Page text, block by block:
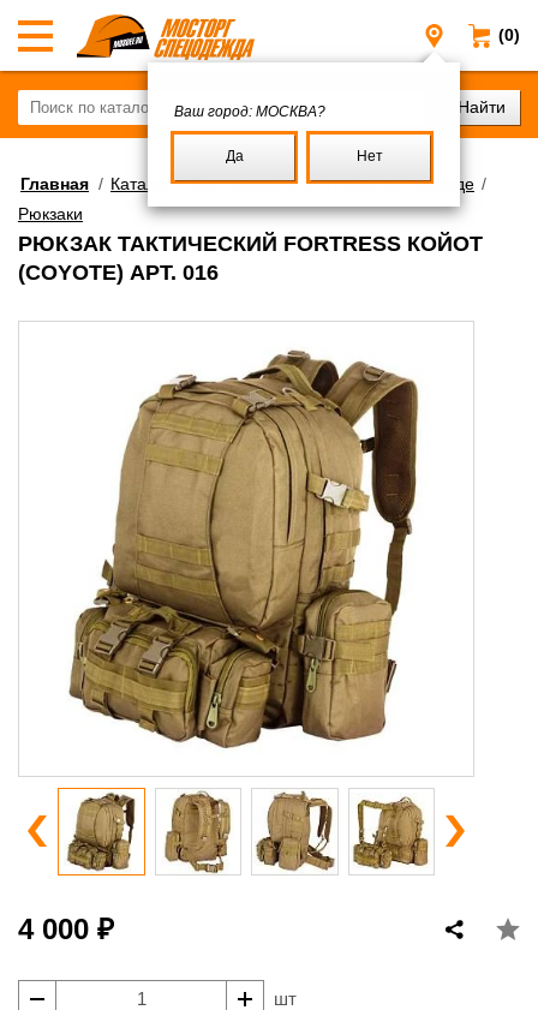
(0)
Москва
Ваш город: МОСКВА?
Да Нет
Главная / Каталог/Экипировка для отдыха на природе /
Рюкзаки
РЮКЗАК ТАКТИЧЕСКИЙ FORTRESS КОЙОТ
(COYOTE) АРТ. 016
4 000 ₽
шт